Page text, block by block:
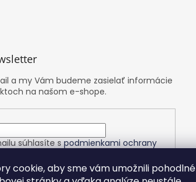
cookie, aby sme vám umožnili pohodlné
a my Vám budeme zasielať informácie
na našom e-shope.
súhlasíte spodmienkami ochrany